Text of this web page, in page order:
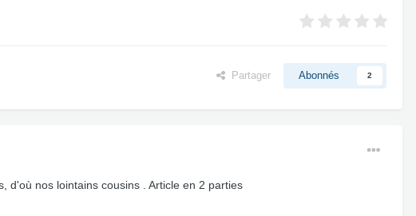
Partager Abonnés 2
d'où nos lointains cousins . Article en 2 parties